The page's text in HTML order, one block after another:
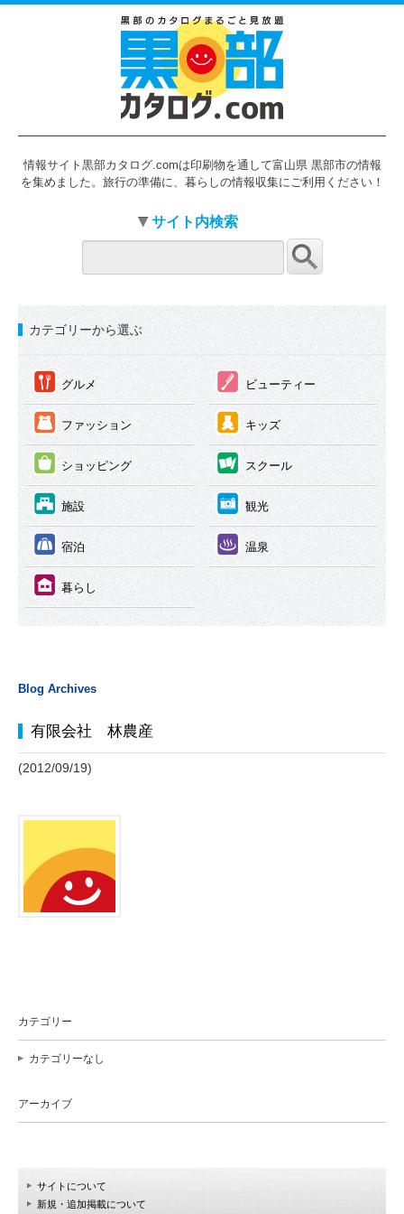
情報サイト黒部カタログ.comは印刷物を通して富山県 黒部市の情報
を集めました。旅行の準備に、暮らしの情報収集にご利用ください！
サイト内検索
カテゴリーから選ぶ
① グルメ ② ビューティー
③ ファッション ④ キッズ
⑤ ショッピング ⑥ スクール
⑦ 施設 ⑧ 観光
⑨ 宿泊 ⑩ 温泉
⑪ 暮らし
Blog Archives
有限会社 林農産
(2012/09/19)
カテゴリー
カテゴリーなし
アーカイブ
サイトについて
新規・追加掲載について